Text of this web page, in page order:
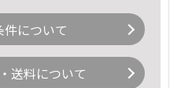
について
送料について